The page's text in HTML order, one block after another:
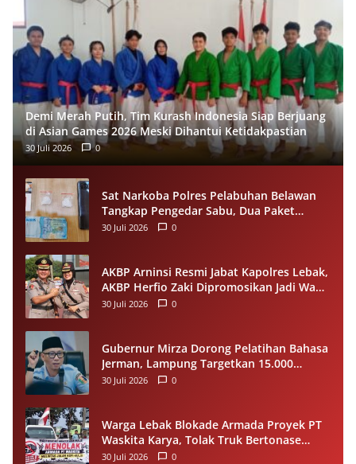
Demi Merah Putih, Tim Kurash Indonesia Siap Berjuang
di Asian Games 2026 Meski Dihantui Ketidakpastian
30 Juli 2026 0
Sat Narkoba Polres Pelabuhan Belawan
Tangkap Pengedar Sabu, Dua Paket
Narkotika Disita dari Tersangka
30 Juli 2026 0
AKBP Arninsi Resmi Jabat Kapolres Lebak,
AKBP Herfio Zaki Dipromosikan Jadi Wadir
Reskrimsus Polda Banten
30 Juli 2026 0
Gubernur Mirza Dorong Pelatihan Bahasa
Jerman, Lampung Targetkan 15.000
Pekerja Terampil ke Luar Negeri per
30 Juli 2026 0
Warga Lebak Blokade Armada Proyek PT
Waskita Karya, Tolak Truk Bertonase
Besar Melintasi Jalan Kopi–Sangiang Maja
30 Juli 2026 0